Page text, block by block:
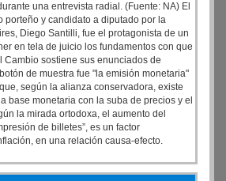
una entrevista radial. (Fuente: NA) El
porteño y candidato a diputado por la
Diego Santilli, fue el protagonista de un
en tela de juicio los fundamentos con que
Cambio sostiene sus enunciados de
de muestra fue "la emisión monetaria"
según la alianza conservadora, existe
base monetaria con la suba de precios y el
la mirada ortodoxa, el aumento del
de billetes”, es un factor
en una relación causa-efecto.